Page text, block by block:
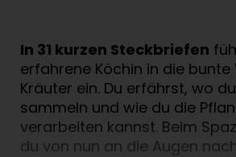
In 31 kurzen Steckbriefen
erfahrene Köchin in die bunte
Kräuter ein. Du erfährst, wo
sammeln und wie du die
verarbeiten kannst. Beim
du von nun an die Augen